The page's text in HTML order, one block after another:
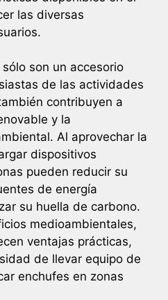
las diversas
son un accesorio
de las actividades
contribuyen a
y la
Al aprovechar la
dispositivos
pueden reducir su
de energía
su huella de carbono.
medioambientales,
ventajas prácticas,
de llevar equipo de
enchufes en zonas